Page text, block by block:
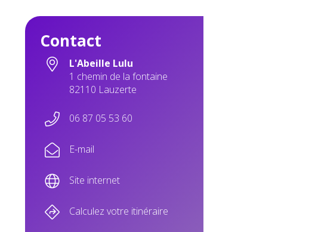
Contact
L'Abeille Lulu
1 chemin de la fontaine
82110 Lauzerte
06 87 05 53 60
E-mail
Site internet
Calculez votre itinéraire